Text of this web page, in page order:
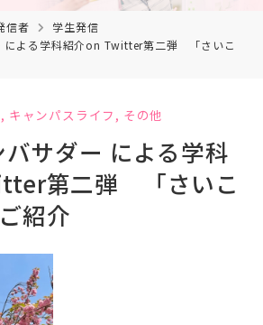
信者
学生発信
による学科紹介on Twitter第二弾 「さいこ
, キャンパスライフ , その他
バサダー による学科
第二弾 「さいこ
紹介